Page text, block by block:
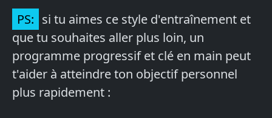
PS: si tu aimes ce style d'entraînement et
que tu souhaites aller plus loin, un
programme progressif et clé en main peut
t'aider à atteindre ton objectif personnel
plus rapidement :